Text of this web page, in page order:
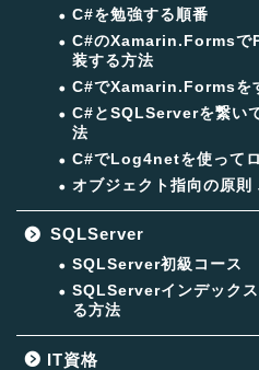
C#を勉強する順番
C#のXamarin.Formsで
装する方法
C#でXamarin.Formsを
C#とSQLServerを繋い
法
C#でLog4netを使って
オブジェクト指向の原則
SQLServer
SQLServer初級コース
SQLServerインデック
る方法
IT資格